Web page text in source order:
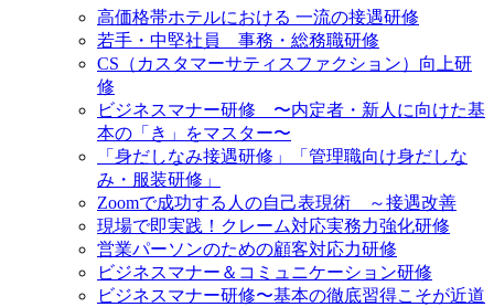
高価格帯ホテルにおける 一流の接遇研修
若手・中堅社員 事務・総務職研修
CS（カスタマーサティスファクション）向上研
修
ビジネスマナー研修 〜内定者・新人に向けた基
本の「き」をマスター〜
「身だしなみ接遇研修」「管理職向け身だしな
み・服装研修」
Zoomで成功する人の自己表現術 ～接遇改善
現場で即実践！クレーム対応実務力強化研修
営業パーソンのための顧客対応力研修
ビジネスマナー＆コミュニケーション研修
ビジネスマナー研修〜基本の徹底習得こそが近道